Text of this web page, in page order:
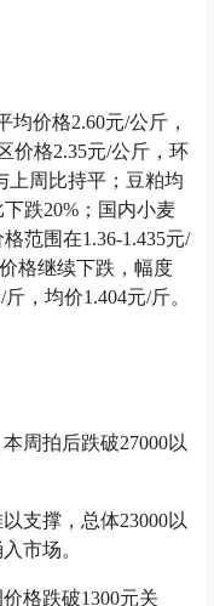
价格2.60元/公斤，
价格2.35元/公斤，环
上周比持平；豆粕均
跌20%；国内小麦
范围在1.36-1.435元/
格继续下跌，幅度
，均价1.404元/斤。
周拍后跌破27000以
支撑，总体23000以
市场。
格跌破1300元关